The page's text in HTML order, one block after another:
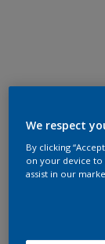
We respect
By clicking
on your device to
assist in our